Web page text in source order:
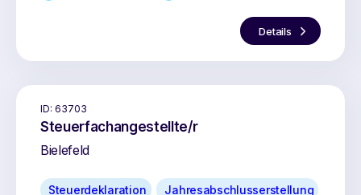
Details
ID: 63703
Steuerfachangestellte/r
Bielefeld
Steuerdeklaration Jahresabschlusserstellung